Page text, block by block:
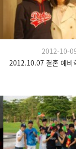
2012-10-